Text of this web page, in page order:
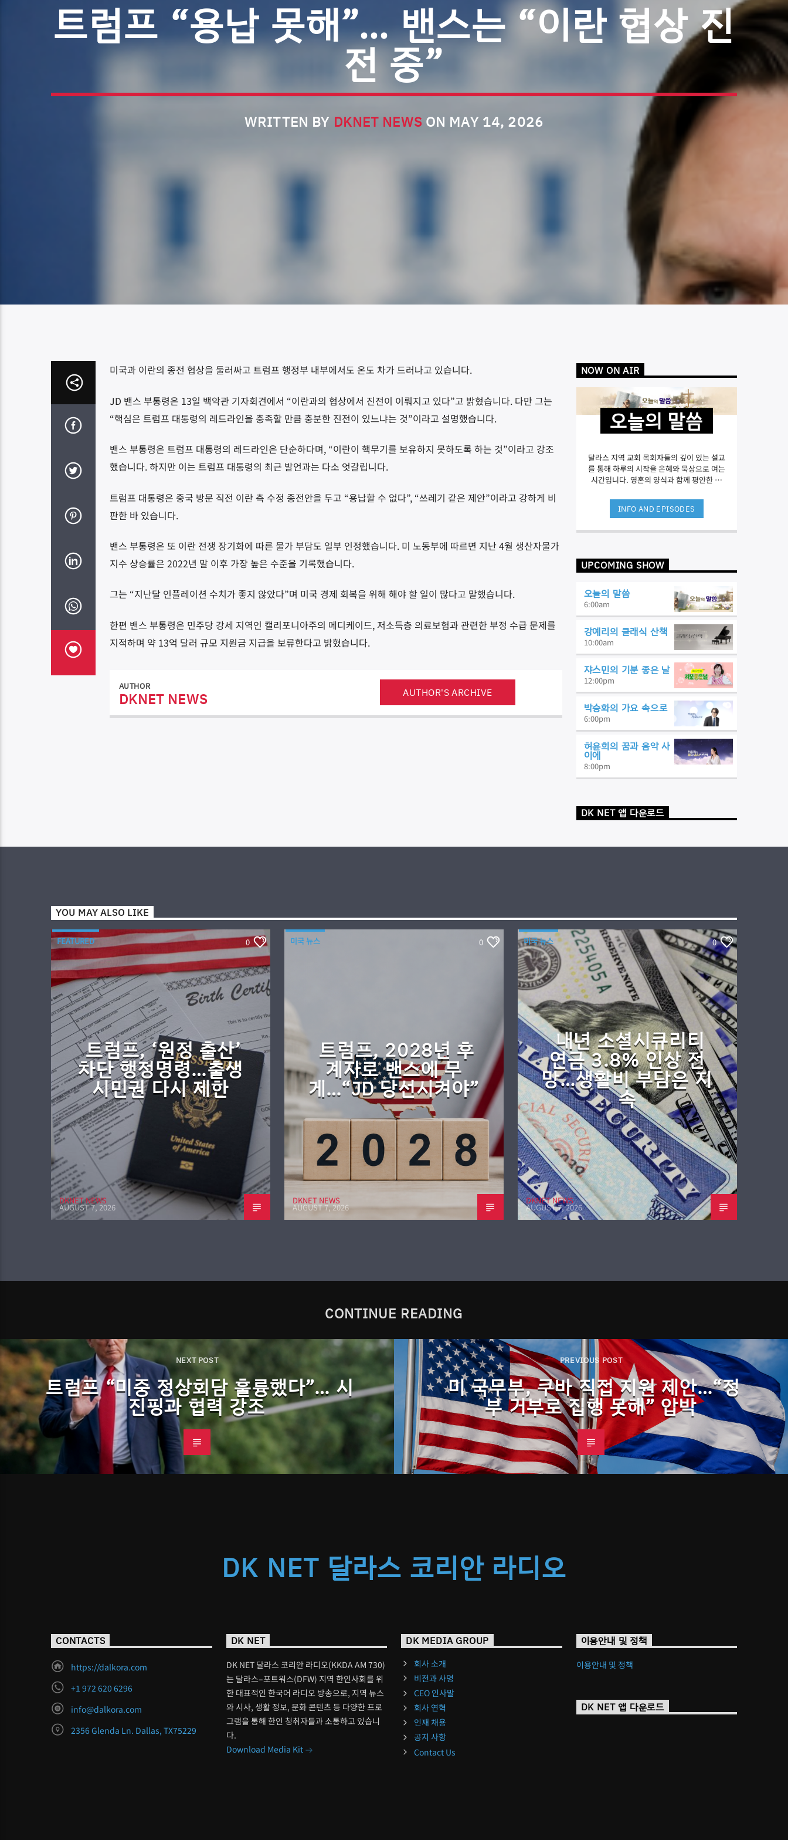
트럼프 “용납 못해”… 밴스는 “이란 협상 진
전 중”
WRITTEN BY DKNET NEWS ON MAY 14, 2026
미국과 이란의 종전 협상을 둘러싸고 트럼프 행정부 내부에서도 온도 차가 드러나고 있습니다.
JD 밴스 부통령은 13일 백악관 기자회견에서 “이란과의 협상에서 진전이 이뤄지고 있다”고 밝혔습니다. 다만 그는
“핵심은 트럼프 대통령의 레드라인을 충족할 만큼 충분한 진전이 있느냐는 것”이라고 설명했습니다.
밴스 부통령은 트럼프 대통령의 레드라인은 단순하다며, “이란이 핵무기를 보유하지 못하도록 하는 것”이라고 강조
했습니다. 하지만 이는 트럼프 대통령의 최근 발언과는 다소 엇갈립니다.
트럼프 대통령은 중국 방문 직전 이란 측 수정 종전안을 두고 “용납할 수 없다”, “쓰레기 같은 제안”이라고 강하게 비
판한 바 있습니다.
밴스 부통령은 또 이란 전쟁 장기화에 따른 물가 부담도 일부 인정했습니다. 미 노동부에 따르면 지난 4월 생산자물가
지수 상승률은 2022년 말 이후 가장 높은 수준을 기록했습니다.
그는 “지난달 인플레이션 수치가 좋지 않았다”며 미국 경제 회복을 위해 해야 할 일이 많다고 말했습니다.
한편 밴스 부통령은 민주당 강세 지역인 캘리포니아주의 메디케이드, 저소득층 의료보험과 관련한 부정 수급 문제를
지적하며 약 13억 달러 규모 지원금 지급을 보류한다고 밝혔습니다.
AUTHOR
DKNET NEWS AUTHOR'S ARCHIVE
NOW ON AIR
오늘의 말씀
달라스 지역 교회 목회자들의 깊이 있는 설교
를 통해 하루의 시작을 은혜와 묵상으로 여는
시간입니다. 영혼의 양식과 함께 평안한 아
INFO AND EPISODES
UPCOMING SHOW
오늘의 말씀
6:00am
강예리의 클래식 산책
10:00am
쟈스민의 기분 좋은 날
12:00pm
박승화의 가요 속으로
6:00pm
허윤희의 꿈과 음악 사
이에
8:00pm
DK NET 앱 다운로드
YOU MAY ALSO LIKE
FEATURED 0
트럼프, ‘원정 출산’
차단 행정명령…출생
시민권 다시 제한
DKNET NEWS
AUGUST 7, 2026
미국 뉴스 0
트럼프, 2028년 후
계자로 밴스에 무
게…“JD 당선시켜야”
DKNET NEWS
AUGUST 7, 2026
미국 뉴스 0
내년 소셜시큐리티
연금 3.8% 인상 전
망…생활비 부담은 지
속
DKNET NEWS
AUGUST 7, 2026
CONTINUE READING
NEXT POST
트럼프 “미중 정상회담 훌륭했다”… 시
진핑과 협력 강조
PREVIOUS POST
미 국무부, 쿠바 직접 지원 제안…“정
부 거부로 집행 못해” 압박
DK NET 달라스 코리안 라디오
CONTACTS
https://dalkora.com
+1 972 620 6296
info@dalkora.com
2356 Glenda Ln. Dallas, TX75229
DK NET
DK NET 달라스 코리안 라디오(KKDA AM 730)
는 달라스–포트워스(DFW) 지역 한인사회를 위
한 대표적인 한국어 라디오 방송으로, 지역 뉴스
와 시사, 생활 정보, 문화 콘텐츠 등 다양한 프로
그램을 통해 한인 청취자들과 소통하고 있습니
다.
Download Media Kit
DK MEDIA GROUP
회사 소개
비전과 사명
CEO 인사말
회사 연혁
인재 채용
공지 사항
Contact Us
이용안내 및 정책
이용안내 및 정책
DK NET 앱 다운로드